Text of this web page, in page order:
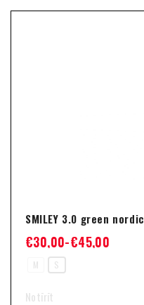
SMILEY 3.0 green nordic
€30,00-€45,00
M S
Notīrīt